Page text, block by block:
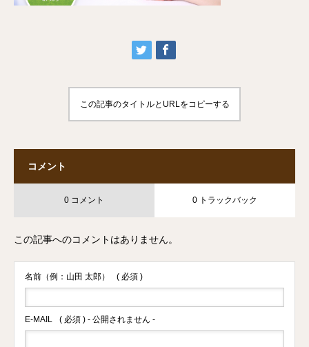
この記事のタイトルとURLをコピーする
コメント
0 コメント 0 トラックバック
この記事へのコメントはありません。
名前（例：山田 太郎） ( 必須 )
E-MAIL ( 必須 ) - 公開されません -